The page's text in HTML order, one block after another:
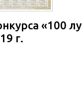
«100
г.